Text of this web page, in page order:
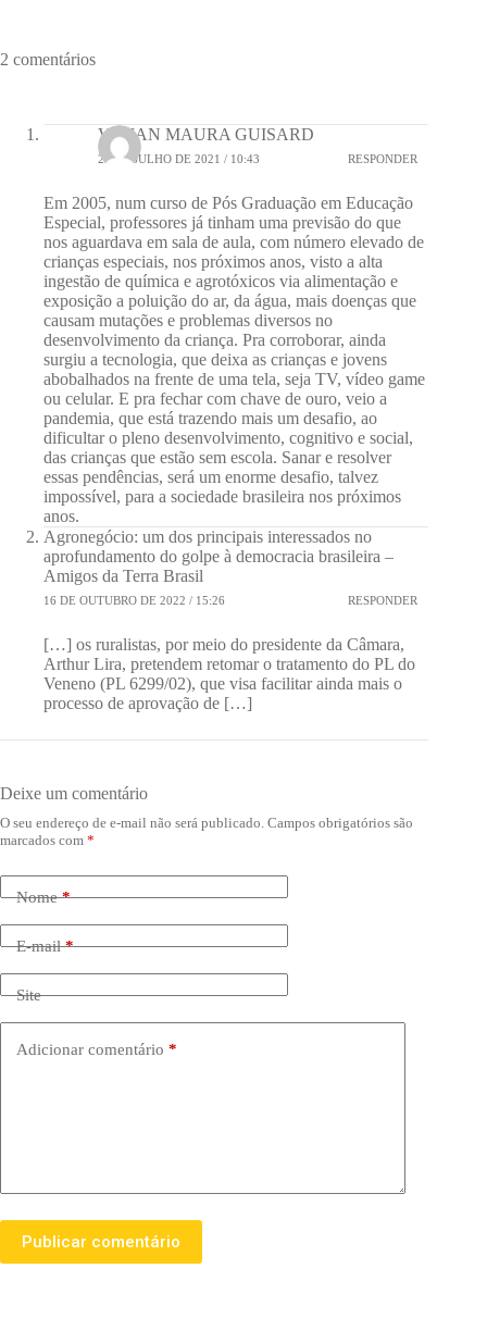
2 comentários
VIVIAN MAURA GUISARD
23 DE JULHO DE 2021 / 10:43 RESPONDER
Em 2005, num curso de Pós Graduação em Educação
Especial, professores já tinham uma previsão do que
nos aguardava em sala de aula, com número elevado de
crianças especiais, nos próximos anos, visto a alta
ingestão de química e agrotóxicos via alimentação e
exposição a poluição do ar, da água, mais doenças que
causam mutações e problemas diversos no
desenvolvimento da criança. Pra corroborar, ainda
surgiu a tecnologia, que deixa as crianças e jovens
abobalhados na frente de uma tela, seja TV, vídeo game
ou celular. E pra fechar com chave de ouro, veio a
pandemia, que está trazendo mais um desafio, ao
dificultar o pleno desenvolvimento, cognitivo e social,
das crianças que estão sem escola. Sanar e resolver
essas pendências, será um enorme desafio, talvez
impossível, para a sociedade brasileira nos próximos
anos.
Agronegócio: um dos principais interessados no
aprofundamento do golpe à democracia brasileira –
Amigos da Terra Brasil
16 DE OUTUBRO DE 2022 / 15:26 RESPONDER
[…] os ruralistas, por meio do presidente da Câmara,
Arthur Lira, pretendem retomar o tratamento do PL do
Veneno (PL 6299/02), que visa facilitar ainda mais o
processo de aprovação de […]
Deixe um comentário
O seu endereço de e-mail não será publicado. Campos obrigatórios são
marcados com *
Nome*
E-mail*
Site
Adicionar comentário *
Publicar comentário